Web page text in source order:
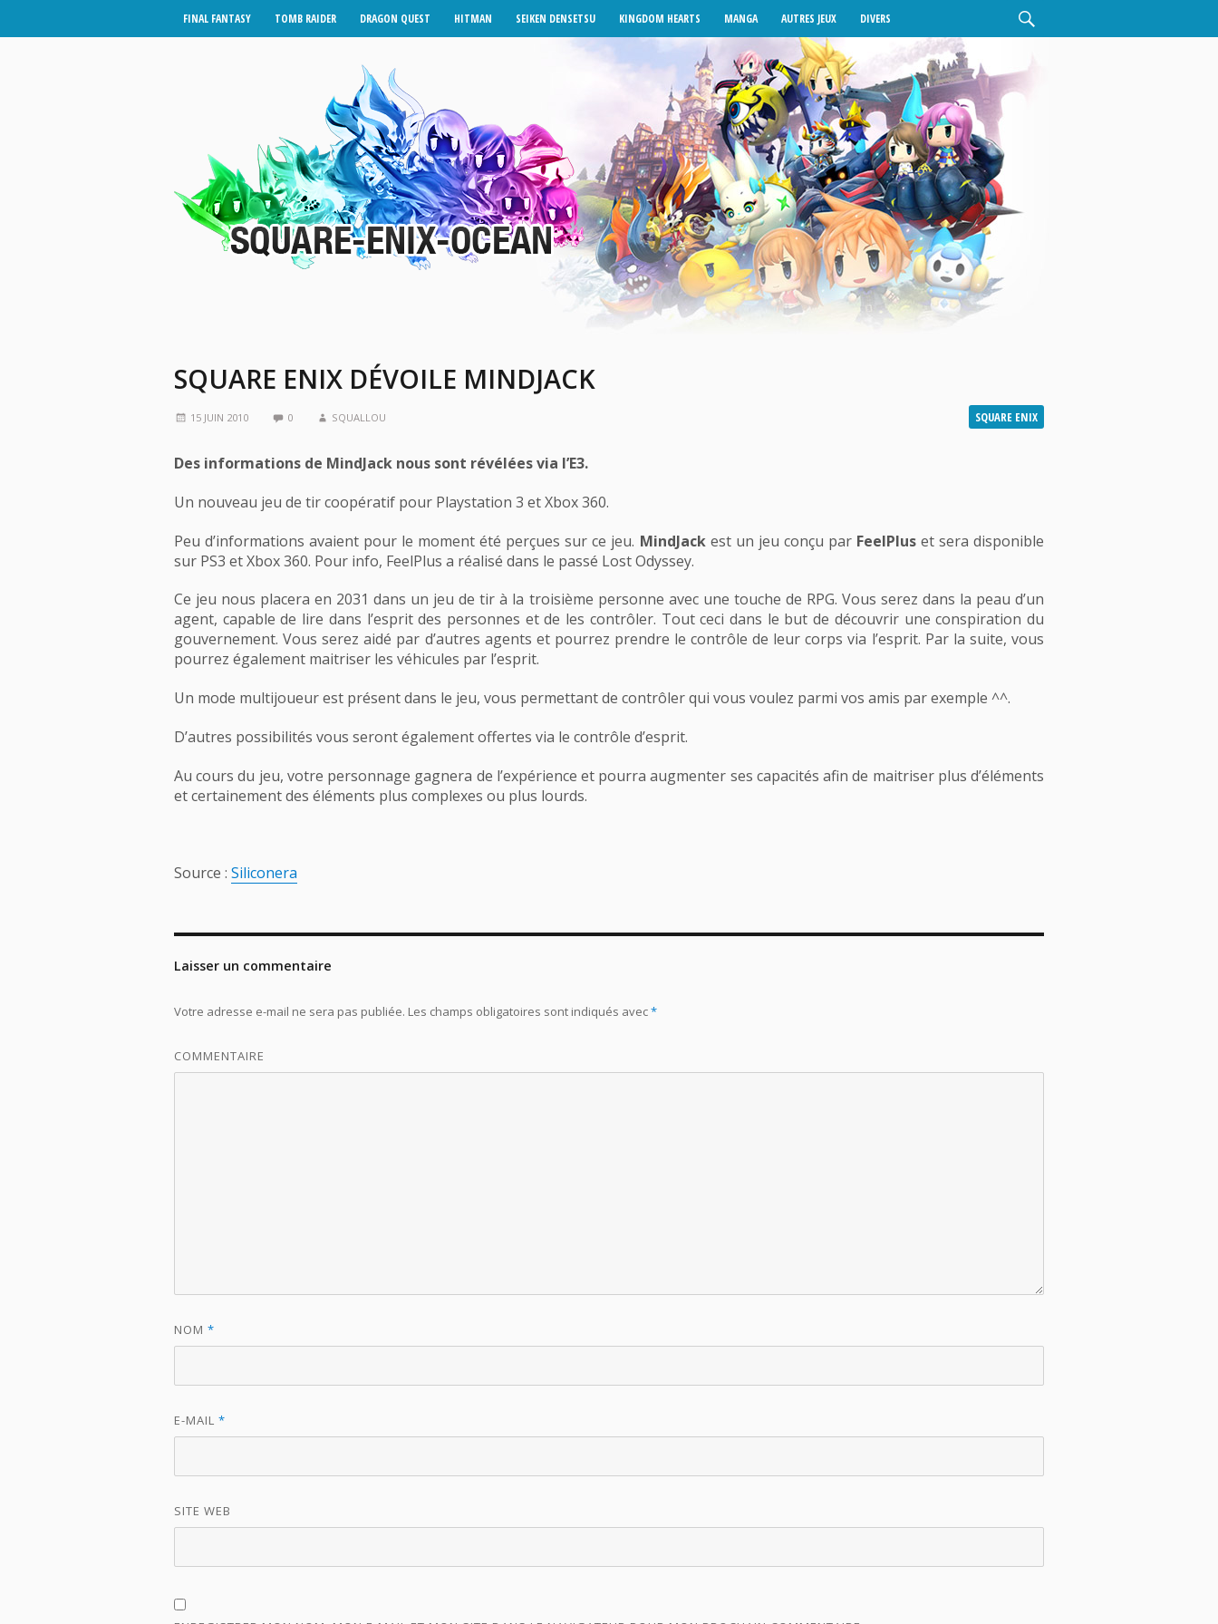
FINAL FANTASY TOMB RAIDER DRAGON QUEST HITMAN SEIKEN DENSETSU KINGDOM HEARTS MANGA AUTRES JEUX DIVERS
SQUARE ENIX DÉVOILE MINDJACK
SQUARE ENIX
15 JUIN 2010 0 SQUALLOU
Des informations de MindJack nous sont révélées via l’E3.
Un nouveau jeu de tir coopératif pour Playstation 3 et Xbox 360.
Peu d’informations avaient pour le moment été perçues sur ce jeu. MindJack est un jeu conçu par FeelPlus et sera disponible
sur PS3 et Xbox 360. Pour info, FeelPlus a réalisé dans le passé Lost Odyssey.
Ce jeu nous placera en 2031 dans un jeu de tir à la troisième personne avec une touche de RPG. Vous serez dans la peau d’un
agent, capable de lire dans l’esprit des personnes et de les contrôler. Tout ceci dans le but de découvrir une conspiration du
gouvernement. Vous serez aidé par d’autres agents et pourrez prendre le contrôle de leur corps via l’esprit. Par la suite, vous
pourrez également maitriser les véhicules par l’esprit.
Un mode multijoueur est présent dans le jeu, vous permettant de contrôler qui vous voulez parmi vos amis par exemple ^^.
D’autres possibilités vous seront également offertes via le contrôle d’esprit.
Au cours du jeu, votre personnage gagnera de l’expérience et pourra augmenter ses capacités afin de maitriser plus d’éléments
et certainement des éléments plus complexes ou plus lourds.
Source : Siliconera
Laisser un commentaire
Votre adresse e-mail ne sera pas publiée. Les champs obligatoires sont indiqués avec*
COMMENTAIRE
NOM *
E-MAIL *
SITE WEB